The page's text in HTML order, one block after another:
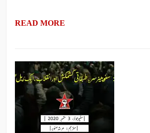
READ MORE